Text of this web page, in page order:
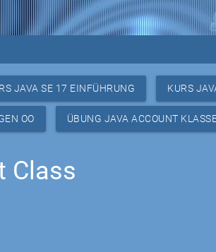
JAVA SE 17 EINFÜHRUNG KURS
OO ÜBUNG JAVA ACCOUNT
Class